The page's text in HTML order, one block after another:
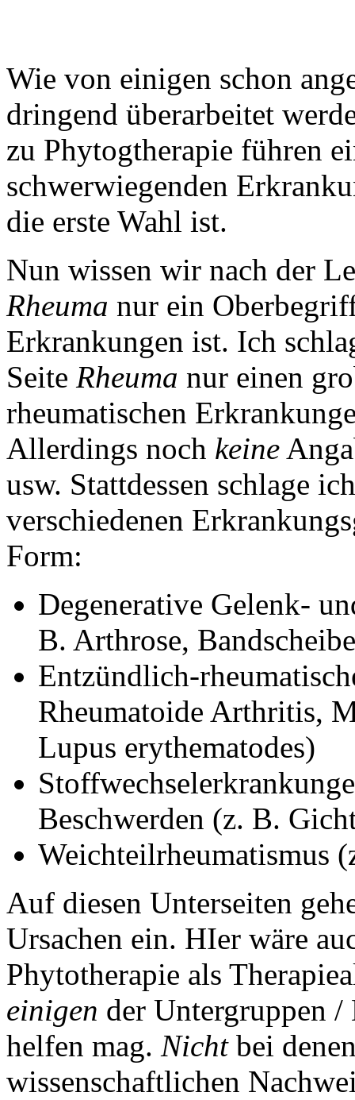
Wie von einigen schon
dringend überarbeitet
zu Phytogtherapie führen
schwerwiegenden
die erste Wahl ist.
Nun wissen wir nach der
Rheuma nur ein
Erkrankungen ist. Ich
Seite Rheuma nur einen
rheumatischen
Allerdings noch keine
usw. Stattdessen schlage
verschiedenen
Form:
Degenerative Gelenk-
B. Arthrose,
Entzündlich-
Rheumatoide Arthritis,
Lupus erythematodes)
Beschwerden (z. B.
Weichteilrheumatismus
Auf diesen Unterseiten
Ursachen ein. HIer wäre
Phytotherapie als
einigen der Untergruppen /
helfen mag. Nichtbei
wissenschaftlichen